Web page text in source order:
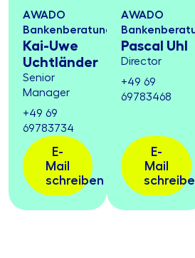
AWADO
Bankenberatung
Kai-Uwe
Uchtländer
Senior
Manager
+49 69
69783734
E-
Mail
schreiben
AWADO
Pascal Uhl
Director
+49 69
69783468
E-
Mail